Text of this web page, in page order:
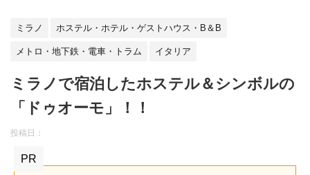
ミラノ ホステル・ホテル・ゲストハウス・B＆B
メトロ・地下鉄・電車・トラム イタリア
ミラノで宿泊したホステル＆シンボルの
「ドゥオーモ」！！
投稿日：
PR